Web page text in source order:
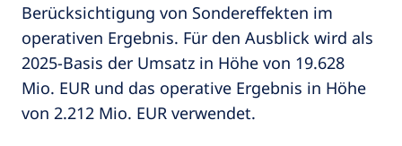
Berücksichtigung von Sondereffekten im
operativen Ergebnis. Für den Ausblick wird als
2025-Basis der Umsatz in Höhe von 19.628
Mio. EUR und das operative Ergebnis in Höhe
von 2.212 Mio. EUR verwendet.